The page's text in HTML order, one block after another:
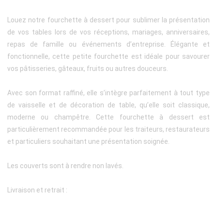
Louez notre fourchette à dessert pour sublimer la présentation
de vos tables lors de vos réceptions, mariages, anniversaires,
repas de famille ou événements d’entreprise. Élégante et
fonctionnelle, cette petite fourchette est idéale pour savourer
vos pâtisseries, gâteaux, fruits ou autres douceurs.
Avec son format raffiné, elle s’intègre parfaitement à tout type
de vaisselle et de décoration de table, qu’elle soit classique,
moderne ou champêtre. Cette fourchette à dessert est
particulièrement recommandée pour les traiteurs, restaurateurs
et particuliers souhaitant une présentation soignée.
Les couverts sont à rendre non lavés.
Livraison et retrait :